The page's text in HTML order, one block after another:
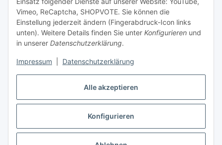
Alle akzeptieren
Konfigurieren
Vimeo, ReCaptcha, SHOPVOTE. Sie können die
Einstellung jederzeit ändern (Fingerabdruck-Icon links
unten). Weitere Details finden Sie unter Konfigurieren und
in unserer Datenschutzerklärung.
Impressum Datenschutzerklärung